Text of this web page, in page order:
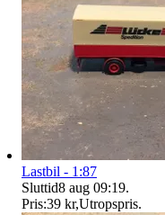
Lastbil - 1:87
Sluttid8 aug 09:19.
Pris:39 kr,Utropspris.